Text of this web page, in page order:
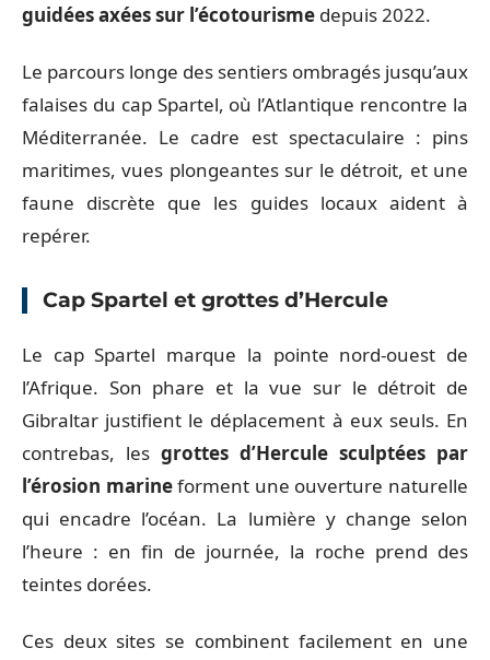
guidées axées sur l’écotourisme depuis 2022.
Le parcours longe des sentiers ombragés jusqu’aux
falaises du cap Spartel, où l’Atlantique rencontre la
Méditerranée. Le cadre est spectaculaire : pins
maritimes, vues plongeantes sur le détroit, et une
faune discrète que les guides locaux aident à
repérer.
Cap Spartel et grottes d’Hercule
Le cap Spartel marque la pointe nord-ouest de
l’Afrique. Son phare et la vue sur le détroit de
Gibraltar justifient le déplacement à eux seuls. En
contrebas, les grottes d’Hercule sculptées par
l’érosion marineforment une ouverture naturelle
qui encadre l’océan. La lumière y change selon
l’heure : en fin de journée, la roche prend des
teintes dorées.
Ces deux sites se combinent facilement en une